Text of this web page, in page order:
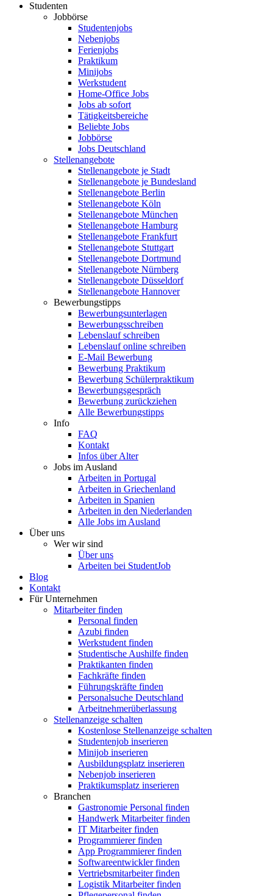
Studenten
Jobbörse
Studentenjobs
Nebenjobs
Ferienjobs
Praktikum
Minijobs
Werkstudent
Home-Office Jobs
Jobs ab sofort
Tätigkeitsbereiche
Beliebte Jobs
Jobbörse
Jobs Deutschland
Stellenangebote
Stellenangebote je Stadt
Stellenangebote je Bundesland
Stellenangebote Berlin
Stellenangebote Köln
Stellenangebote München
Stellenangebote Hamburg
Stellenangebote Frankfurt
Stellenangebote Stuttgart
Stellenangebote Dortmund
Stellenangebote Nürnberg
Stellenangebote Düsseldorf
Stellenangebote Hannover
Bewerbungstipps
Bewerbungsunterlagen
Bewerbungsschreiben
Lebenslauf schreiben
Lebenslauf online schreiben
E-Mail Bewerbung
Bewerbung Praktikum
Bewerbung Schülerpraktikum
Bewerbungsgespräch
Bewerbung zurückziehen
Alle Bewerbungstipps
Info
FAQ
Kontakt
Infos über Alter
Jobs im Ausland
Arbeiten in Portugal
Arbeiten in Griechenland
Arbeiten in Spanien
Arbeiten in den Niederlanden
Alle Jobs im Ausland
Über uns
Wer wir sind
Über uns
Arbeiten bei StudentJob
Blog
Kontakt
Für Unternehmen
Mitarbeiter finden
Personal finden
Azubi finden
Werkstudent finden
Studentische Aushilfe finden
Praktikanten finden
Fachkräfte finden
Führungskräfte finden
Personalsuche Deutschland
Arbeitnehmerüberlassung
Stellenanzeige schalten
Kostenlose Stellenanzeige schalten
Studentenjob inserieren
Minijob inserieren
Ausbildungsplatz inserieren
Nebenjob inserieren
Praktikumsplatz inserieren
Branchen
Gastronomie Personal finden
Handwerk Mitarbeiter finden
IT Mitarbeiter finden
Programmierer finden
App Programmierer finden
Softwareentwickler finden
Vertriebsmitarbeiter finden
Logistik Mitarbeiter finden